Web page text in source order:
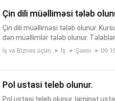
çin dili müəlliməsi tələb
Çin dili müəlliməsi tələb olunur.
dən müəllimlər tələb olunur.
ş edirik Online dərs deyənlər
İş və Biznes üçün İş Şəxsi
pol ustasi teleb olunur.
Pol ustasi teleb olunur. laminat